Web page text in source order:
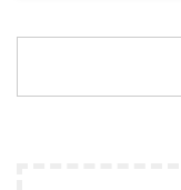
500は、テープを使用
ログエコーならではの
や質感を楽しめる機材
ルレンジスピーカー
「TD510MK2」を出張